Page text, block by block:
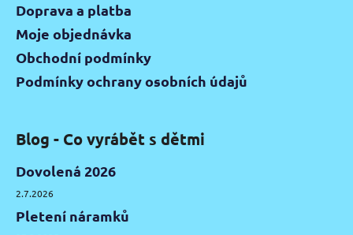
Doprava a platba
Moje objednávka
Obchodní podmínky
Podmínky ochrany osobních údajů
Blog - Co vyrábět s dětmi
Dovolená 2026
2.7.2026
Pletení náramků